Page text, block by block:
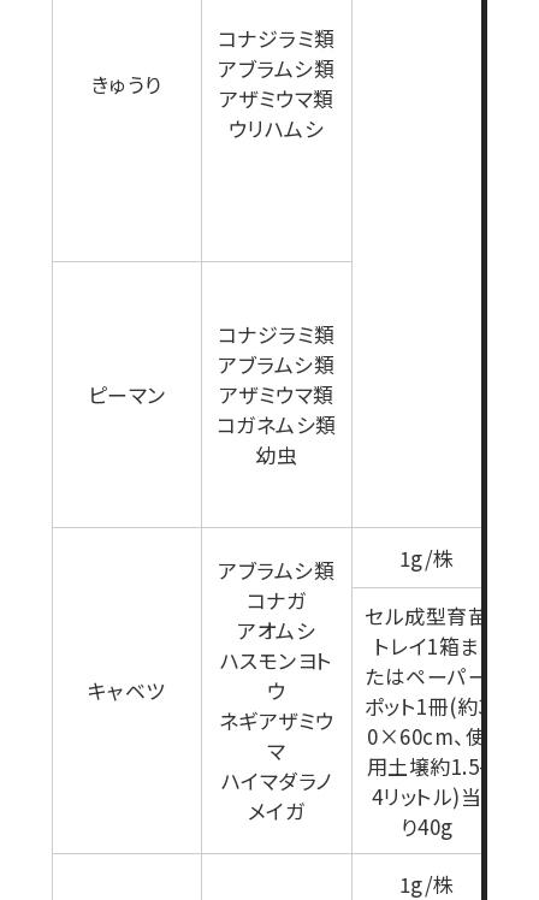
きゅうり
コナジラミ類
アブラムシ類
アザミウマ類
ウリハムシ
ピーマン
コナジラミ類
アブラムシ類
アザミウマ類
コガネムシ類
幼虫
キャベツ
アブラムシ類
コナガ
アオムシ
ハスモンヨト
ウ
ネギアザミウ
マ
ハイマダラノ
メイガ
1g/株
セル成型育苗
トレイ1箱ま
たはペーパー
ポット1冊(約3
0×60cm、使
用土壌約1.5-
4リットル)当
り40g
1g/株